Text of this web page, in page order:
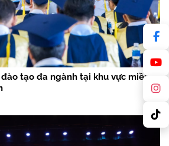
tạo đa ngành tại khu vực miền